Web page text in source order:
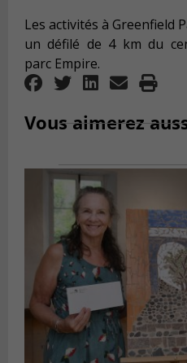
Les activités à Greenfield
un défilé de 4 km du
parc Empire.
Vous aimerez